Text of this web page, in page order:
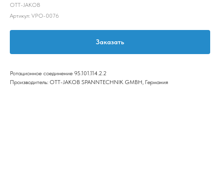
OTT-JAKOB
Артикул: VPO-0076
Заказать
Ротационное соединение 95.101.114.2.2
Производитель: OTT-JAKOB SPANNTECHNIK GMBH, Германия